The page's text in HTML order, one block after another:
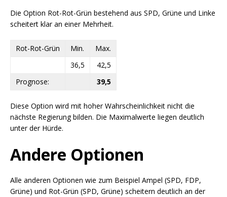
Die Option Rot-Rot-Grün bestehend aus SPD, Grüne und Linke
scheitert klar an einer Mehrheit.
Rot-Rot-Grün Min.
Max.
36,5
42,5
Prognose:
39,5
Diese Option wird mit hoher Wahrscheinlichkeit nicht die
nächste Regierung bilden. Die Maximalwerte liegen deutlich
unter der Hürde.
Andere Optionen
Alle anderen Optionen wie zum Beispiel Ampel (SPD, FDP,
Grüne) und Rot-Grün (SPD, Grüne) scheitern deutlich an der